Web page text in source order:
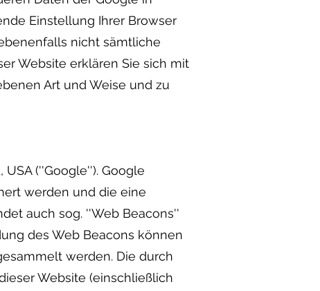
Einstellung Ihrer Browser
nicht sämtliche
Website erklären Sie sich mit
Art und Weise und zu
(''Google''). Google
werden und die eine
auch sog. ''Web Beacons''
des Web Beacons können
werden. Die durch
Website (einschließlich